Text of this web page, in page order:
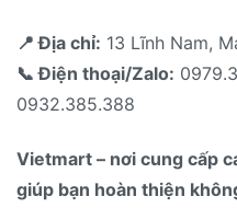
📍 Địa chỉ: 13 Lĩnh Nam,
📞 Điện thoại/Zalo:
0932.385.388
Vietmart – nơi cung cấp
giúp bạn hoàn thiện